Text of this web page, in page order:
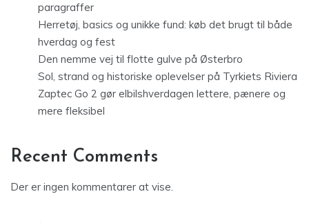
paragraffer
Herretøj, basics og unikke fund: køb det brugt til både
hverdag og fest
Den nemme vej til flotte gulve på Østerbro
Sol, strand og historiske oplevelser på Tyrkiets Riviera
Zaptec Go 2 gør elbilshverdagen lettere, pænere og
mere fleksibel
Recent Comments
Der er ingen kommentarer at vise.